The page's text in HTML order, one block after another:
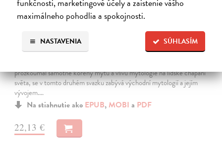
funkčnosti, marketingové účely a zaistenie vášho
maximálneho pohodlia a spokojnosti.
SÚHLASÍM
NASTAVENIA
Masky bohů 2 - Orientální mytologie
Campbell Joseph| Elektronická kniha
prozkoumal samotné kořeny mýtů a vlivu mytologie na lidské chápání
světa, se v tomto druhém svazku zabývá východní mytologií a jejím
vývojem.…
Na stiahnutie ako EPUB, MOBI a PDF
22,13 €